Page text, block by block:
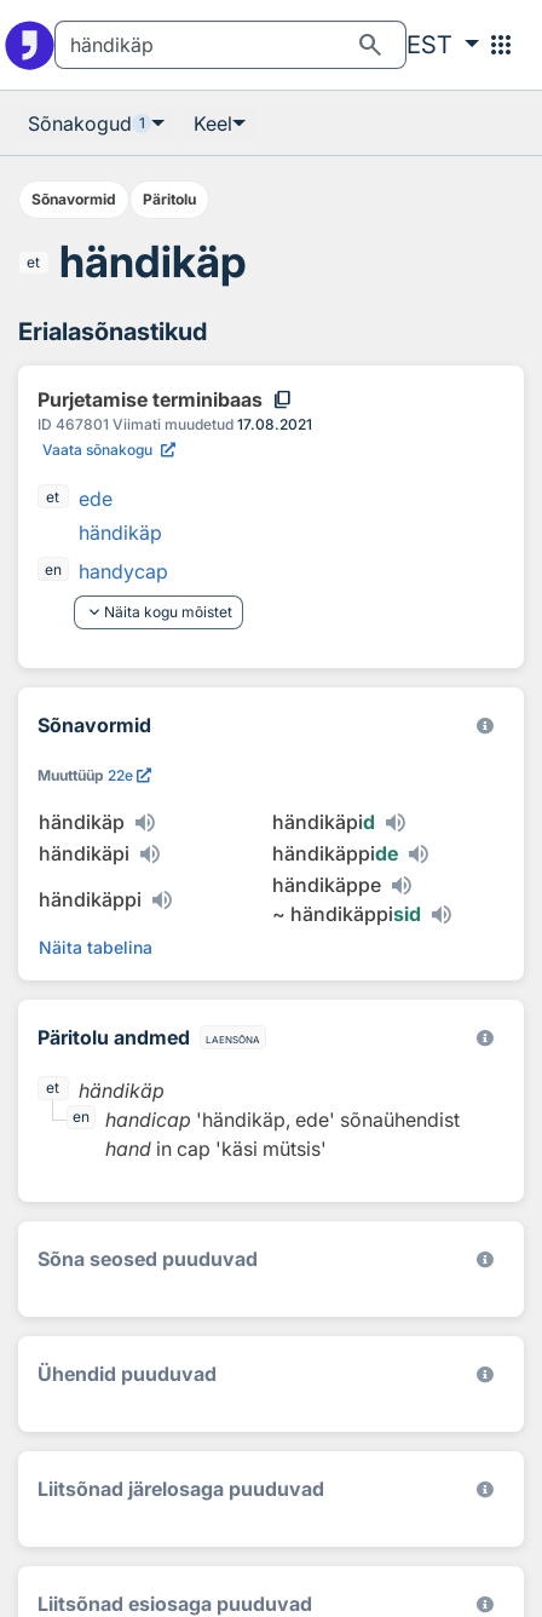
search EST apps
Sõnakogud 1 Keel
Sõnavormid Päritolu
et händikäp
Erialasõnastikud
Purjetamise terminibaas content_copy
ID 467801 Viimati muudetud 17.08.2021
Vaata sõnakogu
et
ede
händikäp
en
handycap
keyboard_arrow_down Näita kogu mõistet
Sõnavormid
Muuttüüp 22e
händikäp händikäpid
händikäpi
händikäppide
händikäppi
händikäppe
~ händikäppisid
Näita tabelina
Päritolu andmed laensõna
et händikäp
en handicap 'händikäp, ede' sõnaühendist
hand incap 'käsi mütsis'
Sõna seosed puuduvad
Ühendid puuduvad
Liitsõnad järelosaga puuduvad
Liitsõnad esiosaga puuduvad